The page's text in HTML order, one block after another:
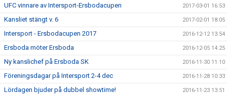
UFC vinnare av Intersport-Ersbodacupen 2017-03-01 16:53
Kansliet stängt v. 6 2017-02-01 18:05
Intersport - Ersbodacupen 2017 2016-12-12 13:54
Ersboda möter Ersboda 2016-12-05 14:25
Ny kanslichef på Ersboda SK 2016-11-30 11:10
Föreningsdagar på Intersport 2-4 dec 2016-11-28 10:33
Lördagen bjuder på dubbel showtime! 2016-11-23 13:51